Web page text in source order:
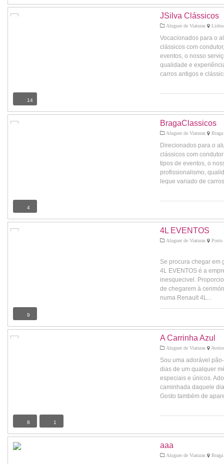
JSilva Clássicos
Aluguer de Viaturas
Vocacionados para o
clássicos com
eventos, o nosso
qualidade e
carros antigos e
14
BragaClassicos
Aluguer de Viaturas
Direcionados para o
clássicos com
tipos de eventos, o
profissionalismo,
leque variado de
4
4L EVENTOS
Aluguer de Viaturas Porto
Se procura chegar em
4L EVENTOS é a
inesquecivel.
de chegarem à
numa Renault 4L...
9
A Carrinha Azul
Aluguer de Viaturas
Sou uma adorável
dias de um qualquer
especiais e únicos.
caminhada daquele
Gosto também de
8 1
aaa
Aluguer de Viaturas